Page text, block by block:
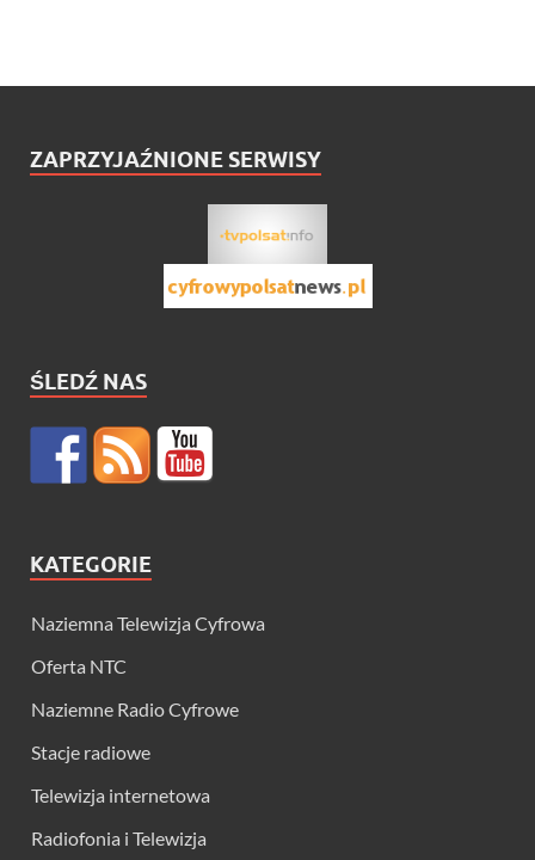
ZAPRZYJAŹNIONE SERWISY
ŚLEDŹ NAS
KATEGORIE
Naziemna Telewizja Cyfrowa
Oferta NTC
Naziemne Radio Cyfrowe
Stacje radiowe
Telewizja internetowa
Radiofonia i Telewizja